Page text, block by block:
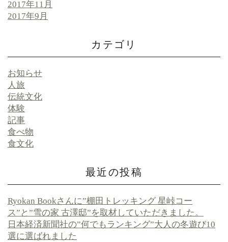
2017年11月
2017年9月
カテゴリ
お知らせ
人旅
伝統文化
体験
記事
食べ物
食文化
最近の投稿
Ryokan Bookさんに”棚田トレッキング 星峠コー
ス”と”雪の家 古澤邸”を取材していただきました。
日本経済新聞社の”何でもランキング”大人の冬遊び10
選に選ばれました